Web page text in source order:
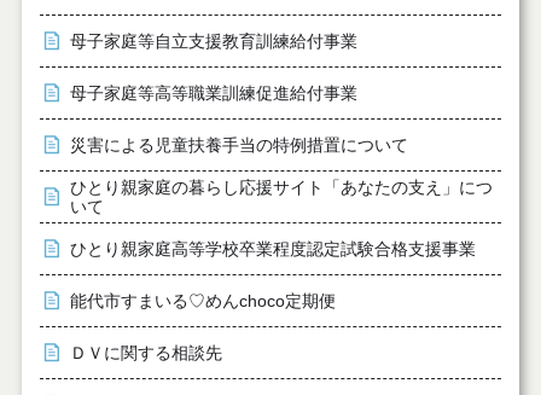
母子家庭等自立支援教育訓練給付事業
母子家庭等高等職業訓練促進給付事業
災害による児童扶養手当の特例措置について
ひとり親家庭の暮らし応援サイト「あなたの支え」につ
いて
ひとり親家庭高等学校卒業程度認定試験合格支援事業
能代市すまいる♡めんchoco定期便
ＤＶに関する相談先